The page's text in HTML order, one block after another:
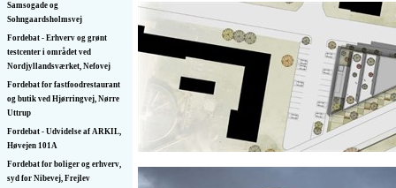
Samsogade og
Sohngaardsholmsvej
Fordebat - Erhverv og grønt
testcenter i området ved
Nordjyllandsværket, Nefovej
Fordebat for fastfoodrestaurant
og butik ved Hjørringvej, Nørre
Uttrup
Fordebat - Udvidelse af ARKIL,
Høvejen 101A
Fordebat for boliger og erhverv,
syd for Nibevej, Frejlev